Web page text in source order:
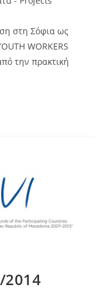
στη Σόφια ως
WORKERS
την πρακτική
2014